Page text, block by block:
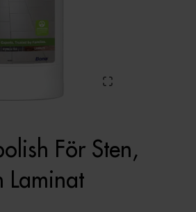
För Sten,
Laminat